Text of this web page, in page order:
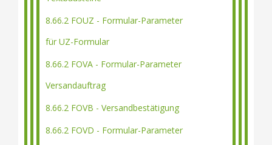
8.66.2 FOUZ - Formular-Parameter
für UZ-Formular
8.66.2 FOVA - Formular-Parameter
Versandauftrag
8.66.2 FOVB - Versandbestätigung
8.66.2 FOVD - Formular-Parameter